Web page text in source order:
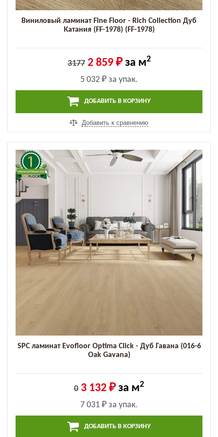
Виниловый ламинат Fine Floor - Rich Collection Дуб
Катания (FF-1978) (FF-1978)
3177 2 859 ₽за м2
5 032 ₽ за упак.
ДОБАВИТЬ В КОРЗИНУ
Добавить к сравнению
SPC ламинат Evofloor Optima Click - Дуб Гавана (016-6
Oak Gavana)
0 3 132 ₽ за м2
7 031 ₽ за упак.
ДОБАВИТЬ В КОРЗИНУ